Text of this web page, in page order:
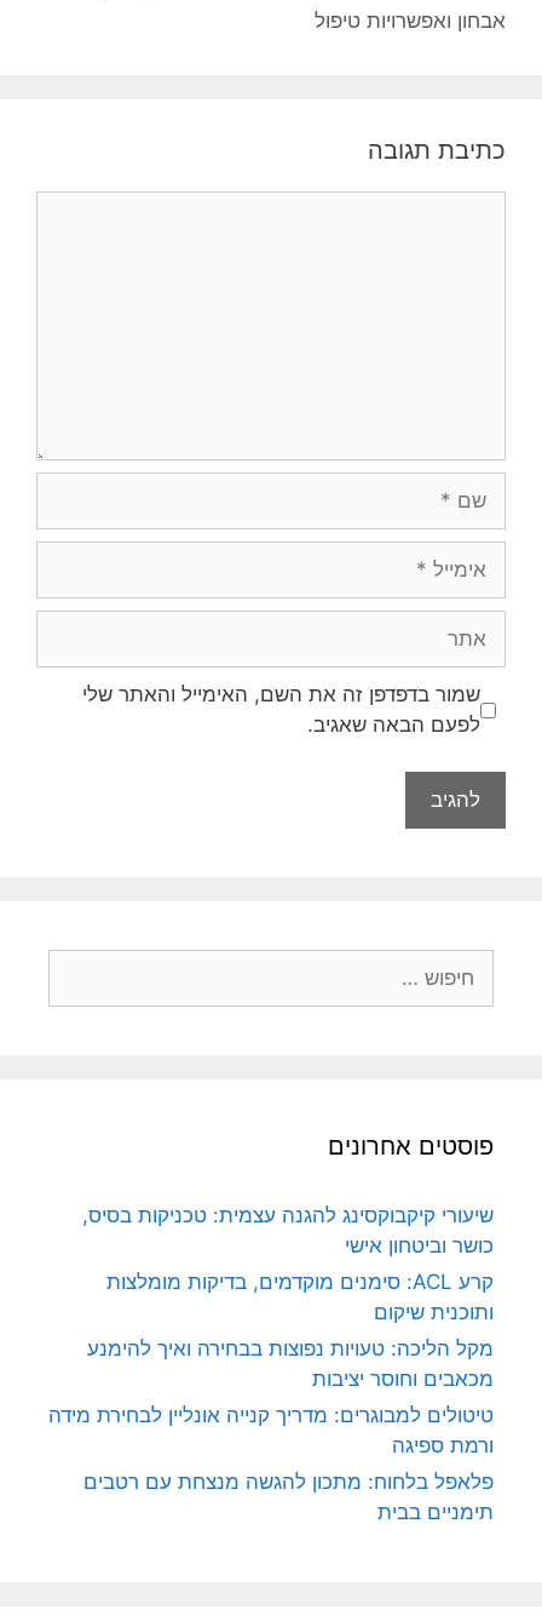
אבחון ואפשרויות טיפול
כתיבת תגובה
שמור בדפדפן זה את השם, האימייל והאתר שלי
לפעם הבאה שאגיב.
פוסטים אחרונים
שיעורי קיקבוקסינג להגנה עצמית: טכניקות בסיס,
כושר וביטחון אישי
קרע ACL: סימנים מוקדמים, בדיקות מומלצות
ותוכנית שיקום
מקל הליכה: טעויות נפוצות בבחירה ואיך להימנע
מכאבים וחוסר יציבות
טיטולים למבוגרים: מדריך קנייה אונליין לבחירת מידה
ורמת ספיגה
פלאפל בלחוח: מתכון להגשה מנצחת עם רטבים
תימניים בבית